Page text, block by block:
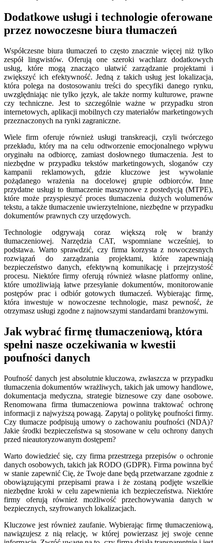
Dodatkowe usługi i technologie oferowane
przez nowoczesne biura tłumaczeń
Współczesne biura tłumaczeń to często znacznie więcej niż tylko
zespół lingwistów. Oferują one szeroki wachlarz dodatkowych
usług, które mogą znacząco ułatwić zarządzanie projektami i
zwiększyć ich efektywność. Jedną z takich usług jest lokalizacja,
która polega na dostosowaniu treści do specyfiki danego rynku,
uwzględniając nie tylko język, ale także normy kulturowe, prawne
czy techniczne. Jest to szczególnie ważne w przypadku stron
internetowych, aplikacji mobilnych czy materiałów marketingowych
przeznaczonych na rynki zagraniczne.
Wiele firm oferuje również usługi transkreacji, czyli twórczego
przekładu, który ma na celu odtworzenie emocjonalnego wpływu
oryginału na odbiorcę, zamiast dosłownego tłumaczenia. Jest to
niezbędne w przypadku tekstów marketingowych, sloganów czy
kampanii reklamowych, gdzie kluczowe jest wywołanie
pożądanego wrażenia na docelowej grupie odbiorców. Inne
przydatne usługi to tłumaczenie maszynowe z postedycją (MTPE),
które może przyspieszyć proces tłumaczenia dużych wolumenów
tekstu, a także tłumaczenie uwierzytelnione, niezbędne w przypadku
dokumentów prawnych czy urzędowych.
Technologie odgrywają coraz większą rolę w branży
tłumaczeniowej. Narzędzia CAT, wspomniane wcześniej, to
podstawa. Warto sprawdzić, czy firma korzysta z nowoczesnych
rozwiązań do zarządzania projektami, które zapewniają
bezpieczeństwo danych, efektywną komunikację i przejrzystość
procesu. Niektóre firmy oferują również własne platformy online,
które umożliwiają łatwe przesyłanie dokumentów, monitorowanie
postępów prac i odbiór gotowych tłumaczeń. Wybierając firmę,
która inwestuje w nowoczesne technologie, masz pewność, że
otrzymasz usługi zgodne z najnowszymi standardami branżowymi.
Jak wybrać firmę tłumaczeniową, która
spełni nasze oczekiwania w kwestii
poufności danych
Poufność danych jest absolutnie kluczowa, zwłaszcza w przypadku
tłumaczenia dokumentów wrażliwych, takich jak umowy handlowe,
dokumentacja medyczna, strategie biznesowe czy dane osobowe.
Renomowana firma tłumaczeniowa powinna traktować ochronę
informacji z najwyższą powagą. Zapytaj o politykę poufności firmy.
Czy tłumacze podpisują umowy o zachowaniu poufności (NDA)?
Jakie środki bezpieczeństwa są stosowane w celu ochrony danych
przed nieautoryzowanym dostępem?
Warto dowiedzieć się, czy firma przestrzega przepisów o ochronie
danych osobowych, takich jak RODO (GDPR). Firma powinna być
w stanie zapewnić Cię, że Twoje dane będą przetwarzane zgodnie z
obowiązującymi przepisami prawa i że zostaną podjęte wszelkie
niezbędne kroki w celu zapewnienia ich bezpieczeństwa. Niektóre
firmy oferują również możliwość przechowywania danych w
bezpiecznych, szyfrowanych lokalizacjach.
Kluczowe jest również zaufanie. Wybierając firmę tłumaczeniową,
nawiązujesz z nią relację, w której powierzasz jej swoje cenne